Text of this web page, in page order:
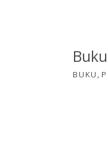
BUKU ,